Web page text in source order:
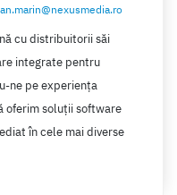
cu distribuitorii săi
integrate pentru
ne pe experienţa
oferim soluţii software
în cele mai diverse